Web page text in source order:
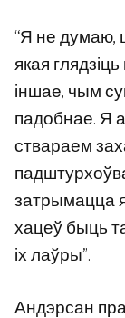
“Я не думаю,
якая
іншае, чым
падобнае. Я
ствараем
затрымацца
хацеў быць
іх лаўры”.
Андэрсан